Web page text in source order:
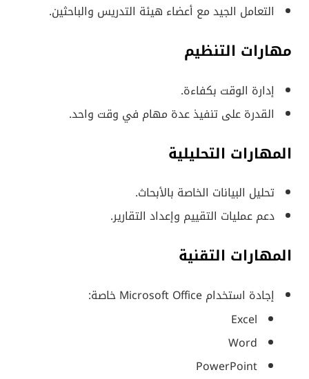
التعامل الجيد مع أعضاء هيئة التدريس والباحثين.
مهارات التنظيم
إدارة الوقت بكفاءة.
القدرة على تنفيذ عدة مهام في وقت واحد.
المهارات التحليلية
تحليل البيانات الخاصة بالأبحاث.
دعم عمليات التقييم وإعداد التقارير.
المهارات التقنية
إجادة استخدام Microsoft Office خاصة:
Excel
Word
PowerPoint